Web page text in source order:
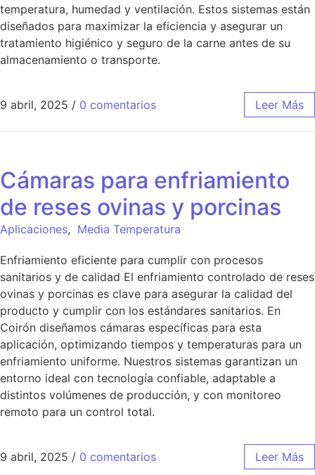
temperatura, humedad y ventilación. Estos sistemas están
diseñados para maximizar la eficiencia y asegurar un
tratamiento higiénico y seguro de la carne antes de su
almacenamiento o transporte.
9 abril, 2025 / 0 comentarios Leer Más
Cámaras para enfriamiento
de reses ovinas y porcinas
Aplicaciones, Media Temperatura
Enfriamiento eficiente para cumplir con procesos
sanitarios y de calidad El enfriamiento controlado de reses
ovinas y porcinas es clave para asegurar la calidad del
producto y cumplir con los estándares sanitarios. En
Coirón diseñamos cámaras específicas para esta
aplicación, optimizando tiempos y temperaturas para un
enfriamiento uniforme. Nuestros sistemas garantizan un
entorno ideal con tecnología confiable, adaptable a
distintos volúmenes de producción, y con monitoreo
remoto para un control total.
9 abril, 2025 / 0 comentarios Leer Más